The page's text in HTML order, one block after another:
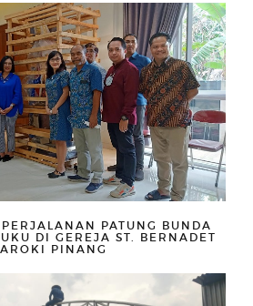
PATUNG BUNDA
DI GEREJA ST. BERNADET
PINANG